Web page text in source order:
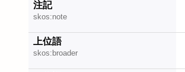
注記
skos:note
上位語
skos:broader